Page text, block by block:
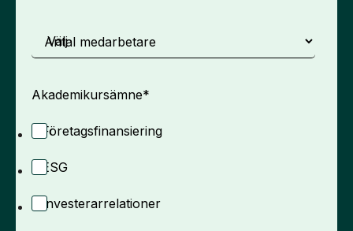
Antal medarbetare
Akademikursämne*
Företagsfinansiering
ESG
Investerarrelationer